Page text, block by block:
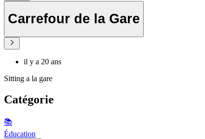
Carrefour de la Gare
il y a 20 ans
Sitting a la gare
Catégorie
📚
Éducation